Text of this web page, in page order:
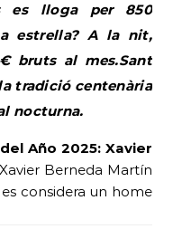
es lloga per 850
estrella? A la nit,
bruts al mes.Sant
tradició centenària
nocturna.
Año 2025: Xavier
Berneda Martín
considera un home